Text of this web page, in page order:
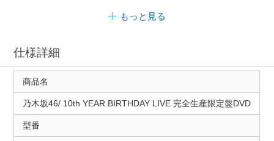
もっと見る
仕様詳細
商品名
乃木坂46/ 10th YEAR BIRTHDAY LIVE 完全生産限定盤DVD
型番